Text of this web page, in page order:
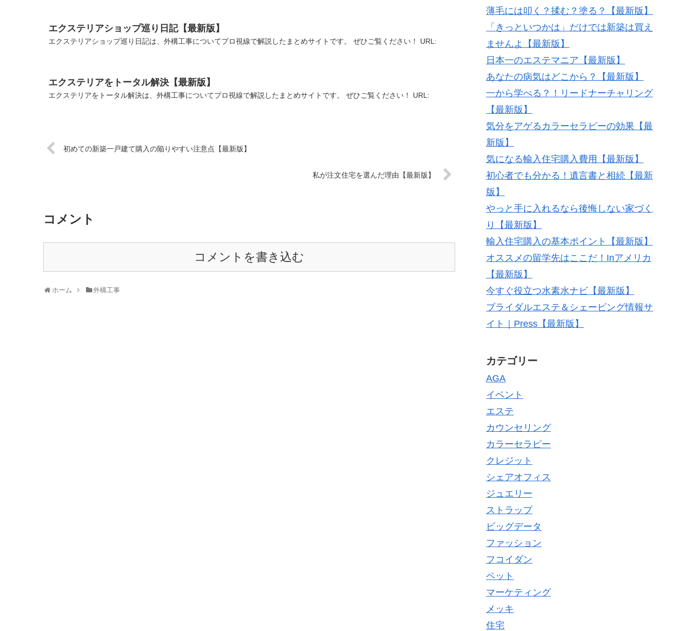
エクステリアショップ巡り日記【最新版】
エクステリアショップ巡り日記は、外構工事についてプロ視線で解説したまとめサイトです。 ぜひご覧ください！ URL:
エクステリアをトータル解決【最新版】
エクステリアをトータル解決は、外構工事についてプロ視線で解説したまとめサイトです。 ぜひご覧ください！ URL:
初めての新築一戸建て購入の陥りやすい注意点【最新版】
私が注文住宅を選んだ理由【最新版】
コメント
コメントを書き込む
ホーム 外構工事
薄毛には叩く？揉む？塗る？【最新版】
「きっといつかは」だけでは新築は買え
ませんよ【最新版】
日本一のエステマニア【最新版】
あなたの病気はどこから？【最新版】
一から学べる？！リードナーチャリング
【最新版】
気分をアゲるカラーセラピーの効果【最
新版】
気になる輸入住宅購入費用【最新版】
初心者でも分かる！遺言書と相続【最新
版】
やっと手に入れるなら後悔しない家づく
り【最新版】
輸入住宅購入の基本ポイント【最新版】
オススメの留学先はここだ！Inアメリカ
【最新版】
今すぐ役立つ水素水ナビ【最新版】
ブライダルエステ＆シェービング情報サ
イト｜Press【最新版】
カテゴリー
AGA
イベント
エステ
カウンセリング
カラーセラピー
クレジット
シェアオフィス
ジュエリー
ストラップ
ビッグデータ
ファッション
フコイダン
ペット
マーケティング
メッキ
住宅